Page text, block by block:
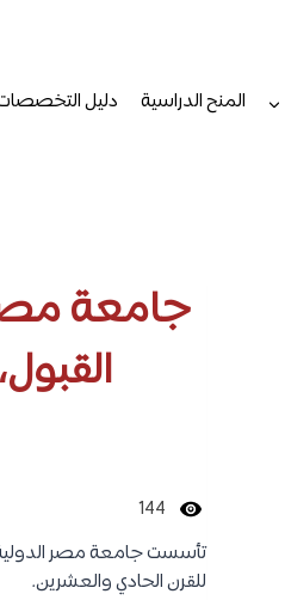
المنح الدراسية دليل
جامعة مصر
144
للقرن الحادي والعشرين.